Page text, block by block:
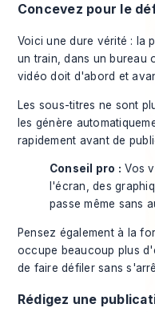
Concevez pour le
Voici une dure vérité : la
un train, dans un bureau
vidéo doit d'abord et
Les sous-titres ne sont
les génère
rapidement avant de
Conseil pro : Vos
l'écran, des
passe même sans
Pensez également à la
occupe beaucoup plus
de faire défiler sans
Rédigez une